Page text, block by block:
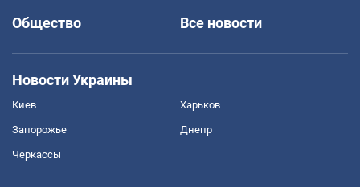
Общество
Все новости
Новости Украины
Киев Харьков
Запорожье Днепр
Черкассы